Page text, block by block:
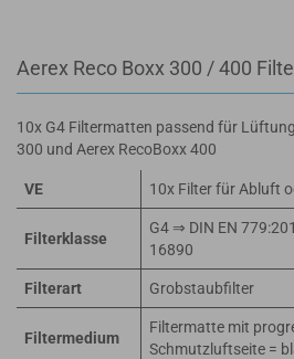
Aerex Reco Boxx 300 / 400
10x G4 Filtermatten passend für
300 und Aerex RecoBoxx 400
VE 10x Filter für Abluft
Filterklasse
G4 ⇒ DIN EN
16890
Filterart Grobstaubfilter
Filtermedium
Filtermatte mit
Schmutzluftseite =